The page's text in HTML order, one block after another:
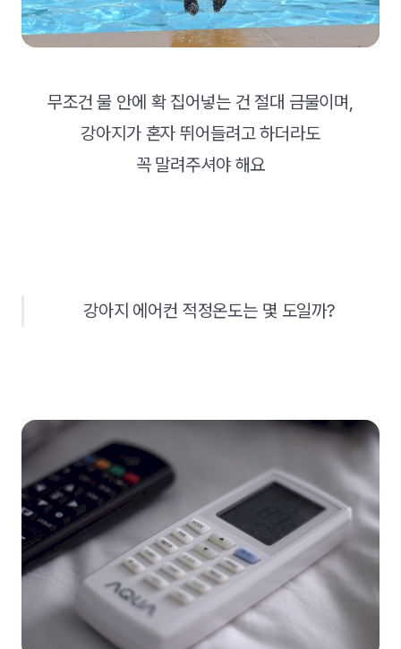
무조건 물 안에 확 집어넣는 건 절대 금물이며,
강아지가 혼자 뛰어들려고 하더라도
꼭 말려주셔야 해요
강아지 에어컨 적정온도는 몇 도일까?